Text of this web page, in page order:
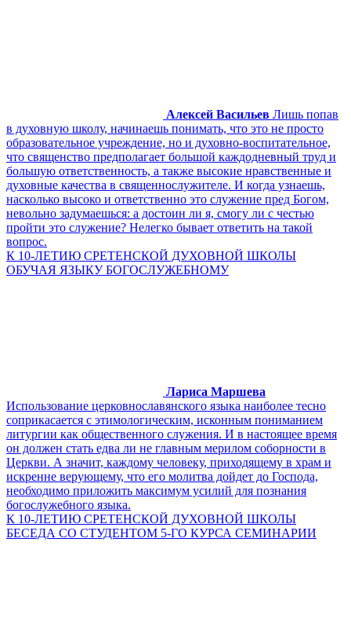
Алексей Васильев Лишь попав
в духовную школу, начинаешь понимать, что это не просто
образовательное учреждение, но и духовно-воспитательное,
что священство предполагает большой каждодневный труд и
большую ответственность, а также высокие нравственные и
духовные качества в священнослужителе. И когда узнаешь,
насколько высоко и ответственно это служение пред Богом,
невольно задумаешься: а достоин ли я, смогу ли с честью
пройти это служение? Нелегко бывает ответить на такой
вопрос.
К 10-ЛЕТИЮ СРЕТЕНСКОЙ ДУХОВНОЙ ШКОЛЫ
ОБУЧАЯ ЯЗЫКУ БОГОСЛУЖЕБНОМУ
Лариса Маршева
Использование церковнославянского языка наиболее тесно
соприкасается с этимологическим, исконным пониманием
литургии как общественного служения. И в настоящее время
он должен стать едва ли не главным мерилом соборности в
Церкви. А значит, каждому человеку, приходящему в храм и
искренне верующему, что его молитва дойдет до Господа,
необходимо приложить максимум усилий для познания
богослужебного языка.
К 10-ЛЕТИЮ СРЕТЕНСКОЙ ДУХОВНОЙ ШКОЛЫ
БЕСЕДА СО СТУДЕНТОМ 5-ГО КУРСА СЕМИНАРИИ